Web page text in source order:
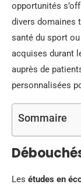
opportunités
divers domaines
santé du sport
acquises durant
auprès de
personnalisées
Sommaire
Les études en